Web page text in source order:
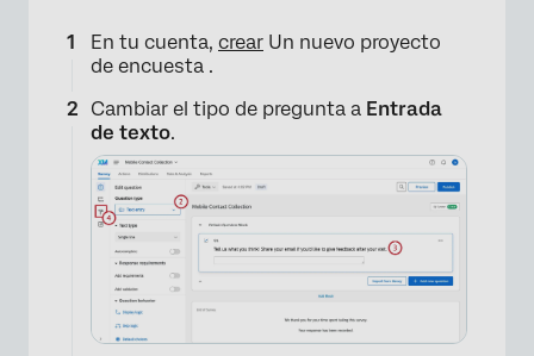
En tu cuenta, crear Un nuevo proyecto
de encuesta .
Cambiar el tipo de pregunta a Entrada
de texto.